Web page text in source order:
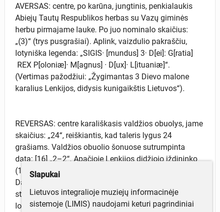
AVERSAS: centre, po karūna, jungtinis, penkialaukis
Abiejų Tautų Respublikos herbas su Vazų giminės
herbu pirmajame lauke. Po juo nominalo skaičius:
„(3)“ (trys pusgrašiai). Aplink, vaizdulio pakraščiu,
lotyniška legenda: „SIGIS· [mundus] 3· D[ei]: G[ratia]
REX P[oloniæ]· M[agnus] · D[ux]· L[ituaniæ]“.
(Vertimas pažodžiui: „Žygimantas 3 Dievo malone
karalius Lenkijos, didysis kunigaikštis Lietuvos“).
REVERSAS: centre karališkasis valdžios obuolys, jame
skaičius: „24“, reiškiantis, kad taleris lygus 24
grašiams. Valdžios obuolio šonuose sutrumpinta
data: [16] „2–2“. Apačioje Lenkijos didžiojo iždininko
(1617–1624) Mikalojaus Danilovičiaus (Mikołaj
Daniłłowicz) giminės herbo figūra – pusmėnulis su
strėle ir dviem žvaigždėm. Aplink, vaizdulio pakraščiu,
lotyniška legenda: „* MONE [ta]* NO[va] REG[ni]
Slapukai
Lietuvos integralioje muziejų informacinėje
sistemoje (LIMIS) naudojami keturi pagrindiniai